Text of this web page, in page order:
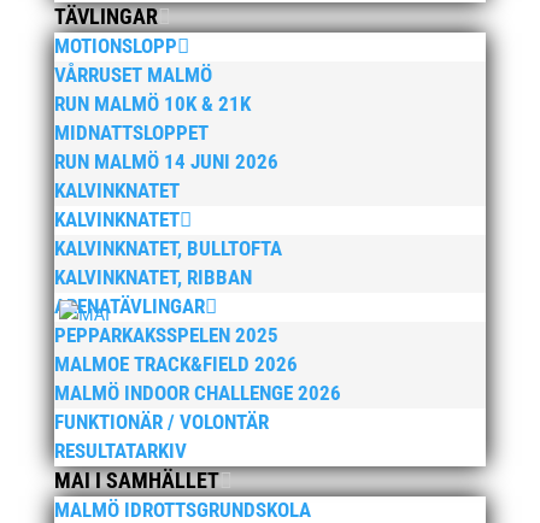
TÄVLINGAR
MOTIONSLOPP
VÅRRUSET MALMÖ
RUN MALMÖ 10K & 21K
MIDNATTSLOPPET
RUN MALMÖ 14 JUNI 2026
KALVINKNATET
KALVINKNATET
KALVINKNATET, BULLTOFTA
KALVINKNATET, RIBBAN
ARENATÄVLINGAR
PEPPARKAKSSPELEN 2025
MALMOE TRACK&FIELD 2026
MALMÖ INDOOR CHALLENGE 2026
FUNKTIONÄR / VOLONTÄR
RESULTATARKIV
MAI I SAMHÄLLET
MALMÖ IDROTTSGRUNDSKOLA
september 2022
augusti 2022
juni 2022
april 2022
mars 2022
januari 2022
december 2021
november 2021
oktober 2021
september 2021
juni 2021
maj 2021
april 2021
mars 2021